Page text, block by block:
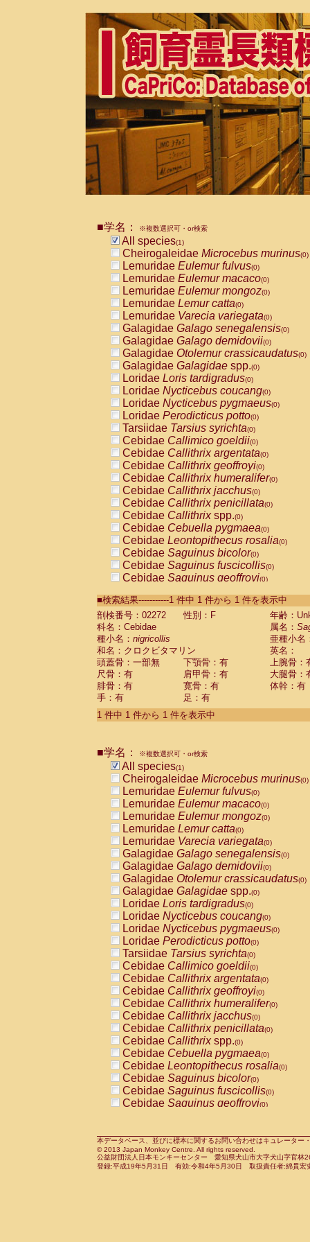
■学名： ※複数選択可・or検索
All species(1)
Cheirogaleidae Microcebus murinus(0)
Lemuridae Eulemur fulvus(0)
Lemuridae Eulemur macaco(0)
Lemuridae Eulemur mongoz(0)
Lemuridae Lemur catta(0)
Lemuridae Varecia variegata(0)
Galagidae Galago senegalensis(0)
Galagidae Galago demidovii(0)
Galagidae Otolemur crassicaudatus(0)
Galagidae Galagidae spp.(0)
Loridae Loris tardigradus(0)
Loridae Nycticebus coucang(0)
Loridae Nycticebus pygmaeus(0)
Loridae Perodicticus potto(0)
Tarsiidae Tarsius syrichta(0)
Cebidae Callimico goeldii(0)
Cebidae Callithrix argentata(0)
Cebidae Callithrix geoffroyi(0)
Cebidae Callithrix humeralifer(0)
Cebidae Callithrix jacchus(0)
Cebidae Callithrix penicillata(0)
Cebidae Callithrixspp.(0)
Cebidae Cebuella pygmaea(0)
Cebidae Leontopithecus rosalia(0)
Cebidae Saguinus bicolor(0)
Cebidae Saguinus fuscicollis(0)
Cebidae Saguinus geoffroyi(0)
CebidaeSaguinus labiatus(0)
Cebidae Saguinus leucopus (0)
Cebidae
CebidaeSaguinus mystax
CebidaeSaguinus nigricollis (1)
Cebidae Saguinus oedipus
Cebidae Saguinus weddelli
Cebidae Saguinusspp.
Cebidae Aotus trivirgatus
Cebidae Cebus albifrons
CebidaeCebus nigrivittatus
CebidaeCebus
CebidaeSaimiri boliviensis(0)
CebidaeSaimiri sciureus(0)
AtelidaeAlouatta caraya(0)
AtelidaeAlouatta fusca(0)
AtelidaeAlouatta seniculus
AtelidaeAlouattaspp.(0)
AtelidaeAteles belzebuth(0)
AtelidaeAteles geoffroyi(0)
AtelidaeAteles paniscus(0)
AtelidaeAtelesspp.(0)
Atelidae Lagothrix lagothricha
AtelidaeLagothrix lagothricha cana
PitheciidaeCacajao calvus
PitheciidaeCallicebus cupreus
PitheciidaeCallicebus donacophilus
PitheciidaeCallicebus moloch
PitheciidaeCallicebus torquatus
PitheciidaeCallicebusspp.(0)
PitheciidaeChiropotes satanas(0)
PitheciidaePithecia monachus
PitheciidaePithecia pithecia(0)
CercopithecidaeCercocebus agilis
CercopithecidaeCercocebus
CercopithecidaeCercocebus
CercopithecidaeCercocebus
CercopithecidaeCercocebus
CercopithecidaeCercocebushybrid
CercopithecidaePapio anubis(0)
CercopithecidaePapio cynocephalus
CercopithecidaePapio hamadryas(0)
■検索結果-----------1 件中 1 件から 1 件を表示中
剖検番号：02272
性別：F
年齢：
科名：Cebidae
属名：
種小名： nigricollis
亜種小名
和名：クロクビタマリン
英名：
頭蓋骨：一部無
下顎骨：有
上腕骨：
尺骨：有
肩甲骨：有
大腿骨：
腓骨：有
寛骨：有
体幹：有
手：有
足：有
1 件中 1 件から 1 件を表示中
■学名： ※複数選択可・or検索
All species(1)
Cheirogaleidae Microcebus murinus(0)
Lemuridae Eulemur fulvus(0)
Lemuridae Eulemur macaco(0)
Lemuridae Eulemur mongoz(0)
Lemuridae Lemur catta(0)
Lemuridae Varecia variegata(0)
Galagidae Galago senegalensis(0)
Galagidae Galago demidovii(0)
Galagidae Otolemur crassicaudatus(0)
Galagidae Galagidae spp.(0)
Loridae Loris tardigradus(0)
Loridae Nycticebus coucang(0)
Loridae Nycticebus pygmaeus(0)
Loridae Perodicticus potto(0)
Tarsiidae Tarsius syrichta(0)
Cebidae Callimico goeldii(0)
Cebidae Callithrix argentata(0)
Cebidae Callithrix geoffroyi(0)
Cebidae Callithrix humeralifer(0)
Cebidae Callithrix jacchus(0)
Cebidae Callithrix penicillata(0)
Cebidae Callithrixspp.(0)
Cebidae Cebuella pygmaea(0)
Cebidae Leontopithecus rosalia(0)
Cebidae Saguinus bicolor(0)
Cebidae Saguinus fuscicollis(0)
Cebidae Saguinus geoffroyi(0)
CebidaeSaguinus leucopus(0)
CebidaeSaguinus midas(0)
Cebidae Saguinus mystax(0)
本データベース、並びに標本に関するお問い合わせはキュレータ
© 2013 Japan Monkey Centre. All rights reserved.
公益財団法人日本モンキーセンター 愛知県犬山市大字犬山字官
登録:平成19年5月31日 有効:令和4年5月30日 取扱責任者:綿貫宏